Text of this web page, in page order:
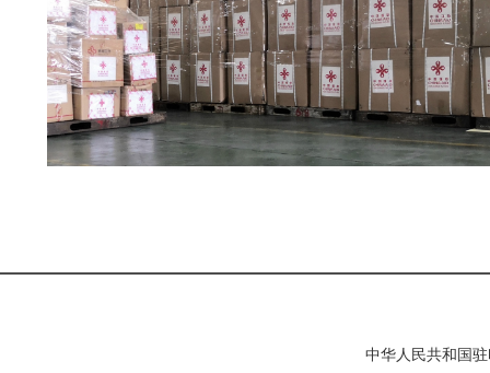
中华人民共和国